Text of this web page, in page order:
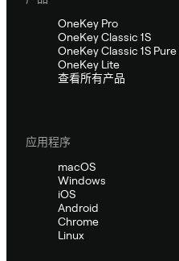
OneKey Pro
OneKey Classic 1S
OneKey Classic 1S Pure
OneKey Lite
查看所有产品
应用程序
macOS
Windows
iOS
Android
Chrome
Linux